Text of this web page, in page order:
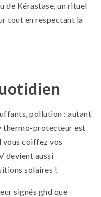
de Kérastase, un rituel
tout en respectant la
pollution : autant
thermo-protecteur est
vous coiffez vos
devient aussi
solaires !
signés ghd que